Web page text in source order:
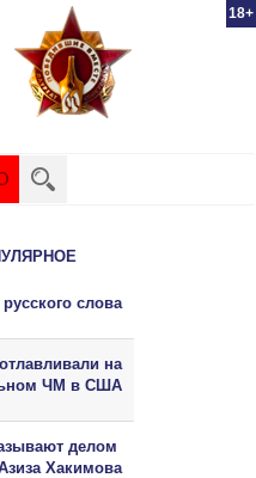
18+
слова
на
ЧМ в США
делом
Хакимова